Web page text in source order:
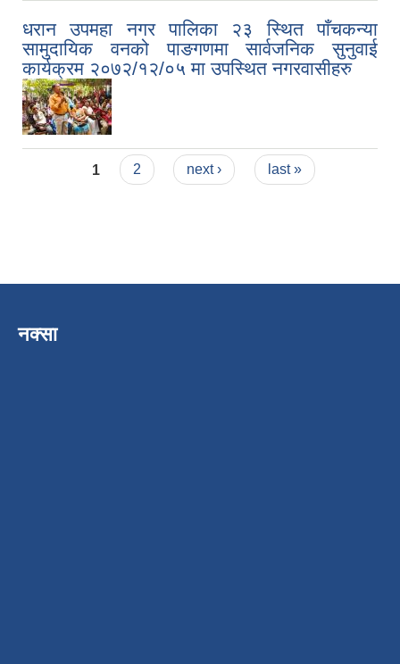
धरान उपमहा नगर पालिका २३ स्थित पाँचकन्या
सामुदायिक वनको पाङगणमा सार्वजनिक सुनुवाई
कार्यक्रम २०७२/१२/०५ मा उपस्थित नगरवासीहरु
Pages
1 2 next › last »
नक्सा